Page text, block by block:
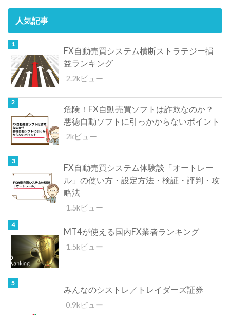
人気記事
FX自動売買システム横断ストラテジー損
益ランキング
2.2kビュー
危険！FX自動売買ソフトは詐欺なのか？
悪徳自動ソフトに引っかからないポイント
2kビュー
FX自動売買システム体験談「オートレー
ル」の使い方・設定方法・検証・評判・攻
略法
1.5kビュー
MT4が使える国内FX業者ランキング
1.5kビュー
みんなのシストレ／トレイダーズ証券
0.9kビュー